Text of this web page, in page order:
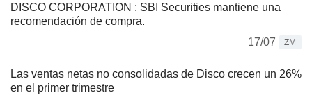
DISCO CORPORATION : SBI Securities mantiene una
recomendación de compra.
17/07
ZM
Las ventas netas no consolidadas de Disco crecen un 26%
en el primer trimestre